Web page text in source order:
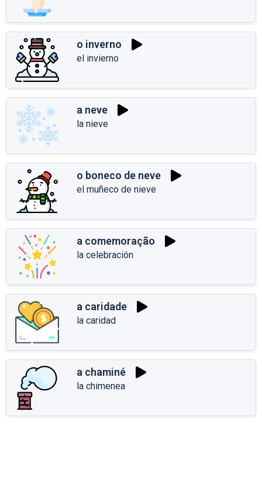
o inverno
el invierno
a neve
la nieve
o boneco de neve
el muñeco de nieve
a comemoração
la celebración
a caridade
la caridad
a chaminé
la chimenea